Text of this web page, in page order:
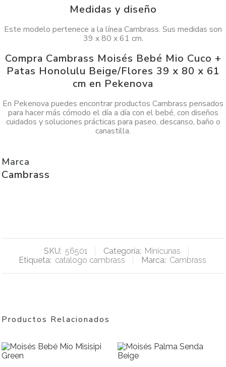
Medidas y diseño
Este modelo pertenece a la línea Cambrass. Sus medidas son
39 x 80 x 61 cm.
Compra Cambrass Moisés Bebé Mio Cuco +
Patas Honolulu Beige/Flores 39 x 80 x 61
cm en Pekenova
En Pekenova puedes encontrar productos Cambrass pensados
para hacer más cómodo el día a día con el bebé, con diseños
cuidados y soluciones prácticas para paseo, descanso, baño o
canastilla.
Marca
Cambrass
SKU: 56501 Categoría: Minicunas
Etiqueta: catalogo cambrass Marca: Cambrass
Productos Relacionados